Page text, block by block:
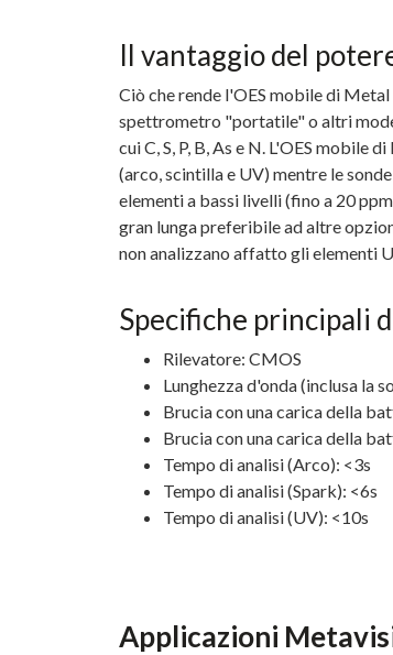
Il vantaggio del
Ciò che rende l'OES mobile di
spettrometro "portatile" o altri
cui C, S, P, B, As e N. L'OES
(arco, scintilla e UV) mentre le
elementi a bassi livelli (fino a 20
gran lunga preferibile ad altre
non analizzano affatto gli elementi
Specifiche principali
Rilevatore: CMOS
Lunghezza d'onda (inclusa la
Brucia con una carica della
Brucia con una carica della
Tempo di analisi (Arco): <3s
Tempo di analisi (Spark): <6s
Tempo di analisi (UV): <10s
Applicazioni